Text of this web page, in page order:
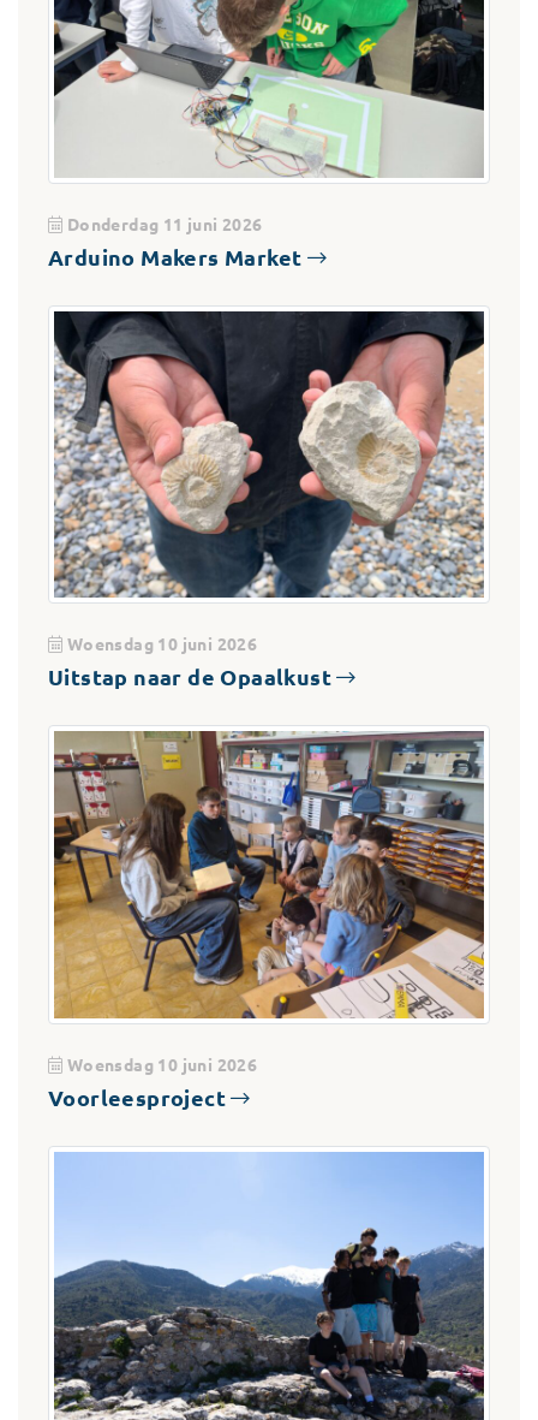
Donderdag 11 juni 2026
Arduino Makers Market
Woensdag 10 juni 2026
Uitstap naar de Opaalkust
Woensdag 10 juni 2026
Voorleesproject